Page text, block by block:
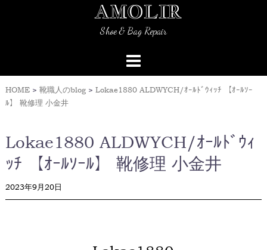
AMOLIR
Shoe & Bag Repair
HOME> 靴職人のblog> Lokae1880 ALDWYCH/ｵｰﾙﾄﾞｳｨｯﾁ 【ｵｰﾙｿｰ
ﾙ】 靴修理 小金井
Lokae1880 ALDWYCH/ｵｰﾙﾄﾞｳｨ
ｯﾁ 【ｵｰﾙｿｰﾙ】 靴修理 小金井
2023年9月20日